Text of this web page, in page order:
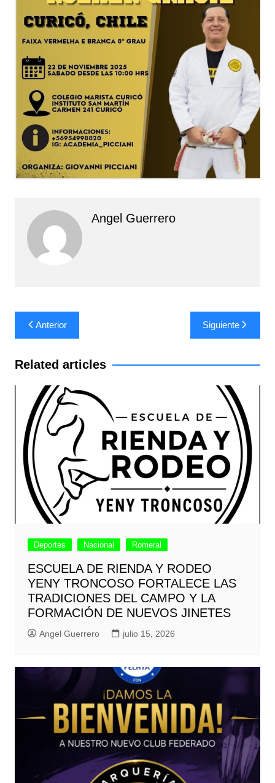
Angel Guerrero
Navegación
de
entradas
Anterior Siguiente
Related articles
Deportes Nacional Romeral
ESCUELA DE RIENDA Y RODEO
YENY TRONCOSO FORTALECE LAS
TRADICIONES DEL CAMPO Y LA
FORMACIÓN DE NUEVOS JINETES
Angel Guerrero julio 15, 2026